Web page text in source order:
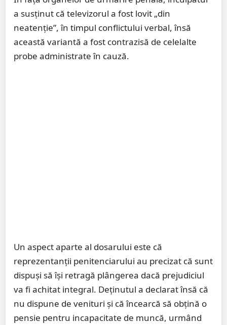
a susținut că televizorul a fost lovit „din
neatenție”, în timpul conflictului verbal, însă
această variantă a fost contrazisă de celelalte
probe administrate în cauză.
Un aspect aparte al dosarului este că
reprezentanții penitenciarului au precizat că sunt
dispuși să își retragă plângerea dacă prejudiciul
va fi achitat integral. Deținutul a declarat însă că
nu dispune de venituri și că încearcă să obțină o
pensie pentru incapacitate de muncă, urmând